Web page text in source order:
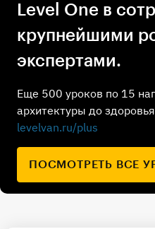
Level One в
крупнейшими
экспертами.
Еще 500 уроков по 15
архитектуры до
levelvan.ru/plus
ПОСМОТРЕТЬ ВСЕ